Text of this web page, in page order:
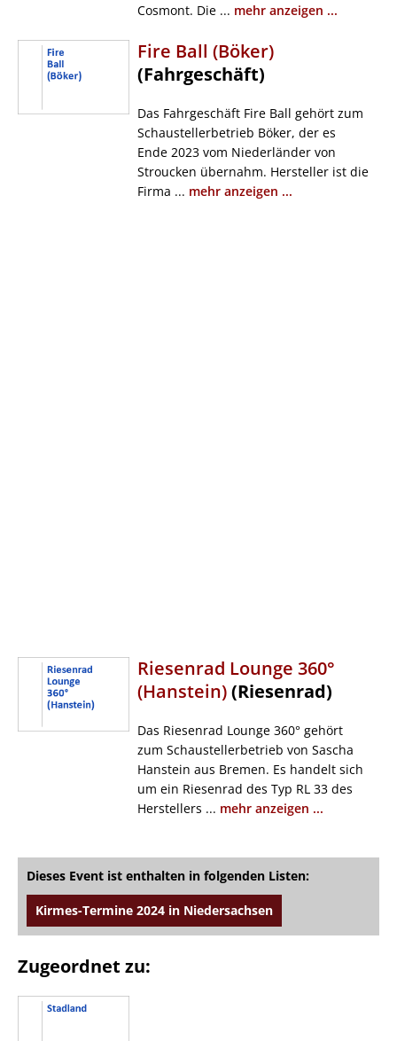
Cosmont. Die ... mehr anzeigen ...
Fire Ball (Böker)
(Fahrgeschäft)
Das Fahrgeschäft Fire Ball gehört zum
Schaustellerbetrieb Böker, der es
Ende 2023 vom Niederländer von
Stroucken übernahm. Hersteller ist die
Firma ... mehr anzeigen ...
Riesenrad Lounge 360°
(Hanstein)(Riesenrad)
Das Riesenrad Lounge 360° gehört
zum Schaustellerbetrieb von Sascha
Hanstein aus Bremen. Es handelt sich
um ein Riesenrad des Typ RL 33 des
Herstellers ... mehr anzeigen ...
Dieses Event ist enthalten in folgenden Listen:
Kirmes-Termine 2024 in Niedersachsen
Zugeordnet zu: